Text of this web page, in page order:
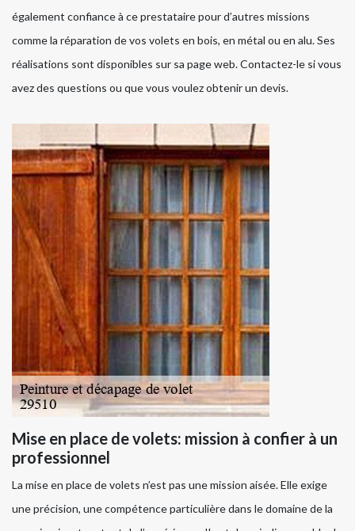
également confiance à ce prestataire pour d’autres missions
comme la réparation de vos volets en bois, en métal ou en alu. Ses
réalisations sont disponibles sur sa page web. Contactez-le si vous
avez des questions ou que vous voulez obtenir un devis.
Mise en place de volets: mission à confier à un
professionnel
La mise en place de volets n’est pas une mission aisée. Elle exige
une précision, une compétence particulière dans le domaine de la